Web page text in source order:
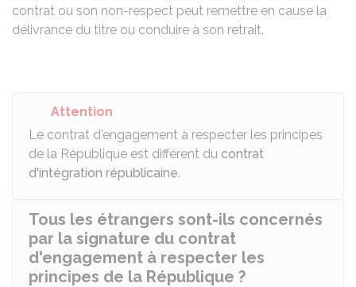
contrat ou son non-respect peut remettre en cause la
délivrance du titre ou conduire à son retrait.
Attention
Le contrat d'engagement à respecter les principes
de la République est différent du contrat
d'intégration républicaine.
Tous les étrangers sont-ils concernés
par la signature du contrat
d'engagement à respecter les
principes de la République ?